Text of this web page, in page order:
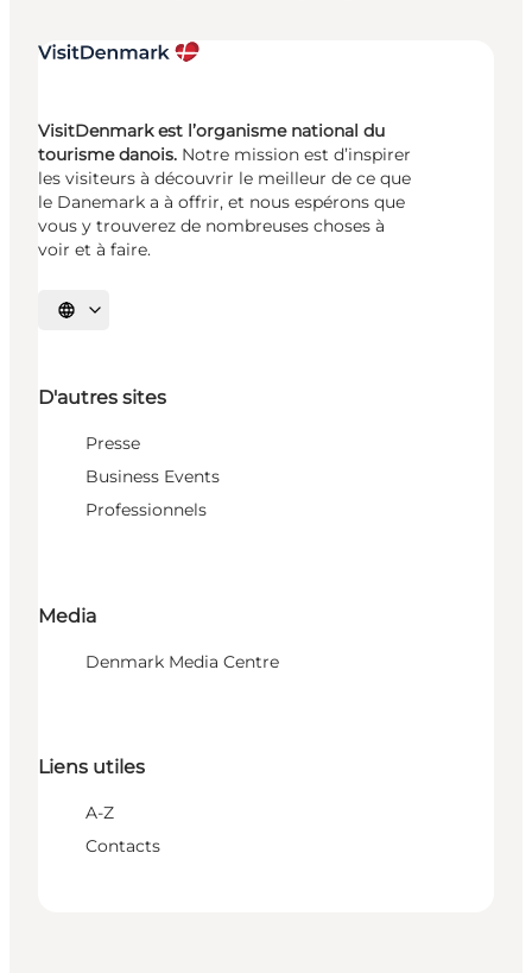
VisitDenmark est l’organisme national du
tourisme danois. Notre mission est d’inspirer
les visiteurs à découvrir le meilleur de ce que
le Danemark a à offrir, et nous espérons que
vous y trouverez de nombreuses choses à
voir et à faire.
Choisissez la langue
D'autres sites
Presse
Business Events
Professionnels
Media
Denmark Media Centre
Liens utiles
A-Z
Contacts